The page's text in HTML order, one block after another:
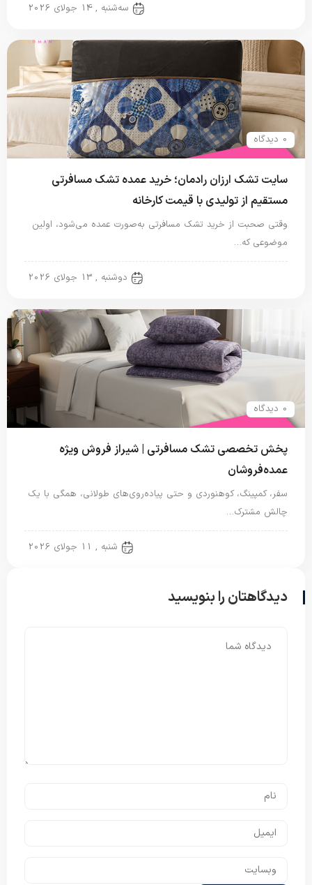
سه‌شنبه , 14 جولای 2026
0 دیدگاه
سایت تشک ارزان رادمان؛ خرید عمده تشک مسافرتی
مستقیم از تولیدی با قیمت کارخانه
وقتی صحبت از خرید تشک مسافرتی به‌صورت عمده می‌شود، اولین
موضوعی که…
دوشنبه , 13 جولای 2026
0 دیدگاه
پخش تخصصی تشک مسافرتی | شیراز فروش ویژه
عمده‌فروشان
سفر، کمپینگ، کوهنوردی و حتی پیاده‌روی‌های طولانی، همگی با یک
چالش مشترک…
شنبه , 11 جولای 2026
دیدگاهتان را بنویسید